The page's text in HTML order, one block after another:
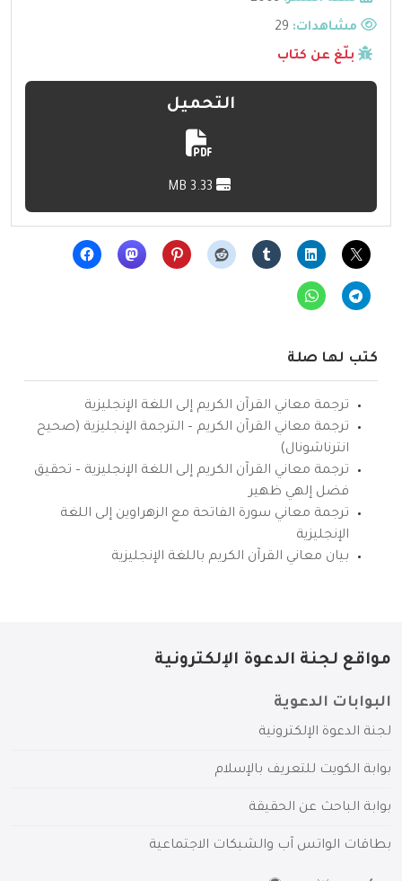
مشاهدات:
بلّغ عن كتاب
التحميل
كتب لها صلة
ترجمة معاني القرآن الكريم إلى اللغة الإنجليزية
ترجمة معاني القرآن الكريم – الترجمة الإنجليزية (صحيح
انترناشونال)
ترجمة معاني القرآن الكريم إلى اللغة الإنجليزية – تحقيق
فضل إلهي ظهير
ترجمة معاني سورة الفاتحة مع الزهراوين إلى اللغة
الإنجليزية
بيان معاني القرآن الكريم باللغة الإنجليزية
مواقع لجنة الدعوة الإلكترونية
البوابات الدعوية
لجنة الدعوة الإلكترونية
بوابة الكويت للتعريف بالإسلام
بوابة الباحث عن الحقيقة
بطاقات الواتس آب والشبكات الاجتماعية